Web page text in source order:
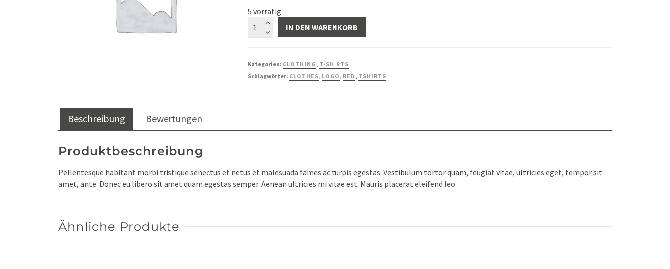
5 vorrätig
Woo
IN DEN WARENKORB
Kategorien: CLOTHING, T-SHIRTS
Schlagwörter: CLOTHES, LOGO, RED, TSHIRTS
Beschreibung Bewertungen
Produktbeschreibung
Pellentesque habitant morbi tristique senectus et netus et malesuada fames ac turpis egestas. Vestibulum tortor quam, feugiat vitae, ultricies eget, tempor sit
amet, ante. Donec eu libero sit amet quam egestas semper. Aenean ultricies mi vitae est. Mauris placerat eleifend leo.
Ähnliche Produkte